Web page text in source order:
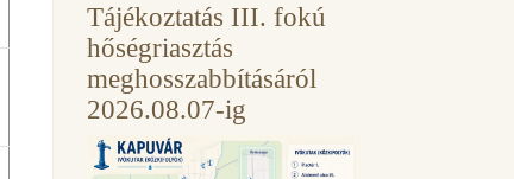
Tájékoztatás III. fokú
hőségriasztás
meghosszabbításáról
2026.08.07-ig